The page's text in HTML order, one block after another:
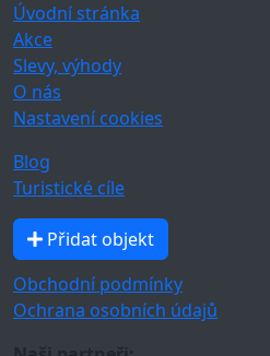
Úvodní stránka
Akce
Slevy, výhody
O nás
Nastavení cookies
Blog
Turistické cíle
Přidat objekt
Obchodní podmínky
Ochrana osobních údajů